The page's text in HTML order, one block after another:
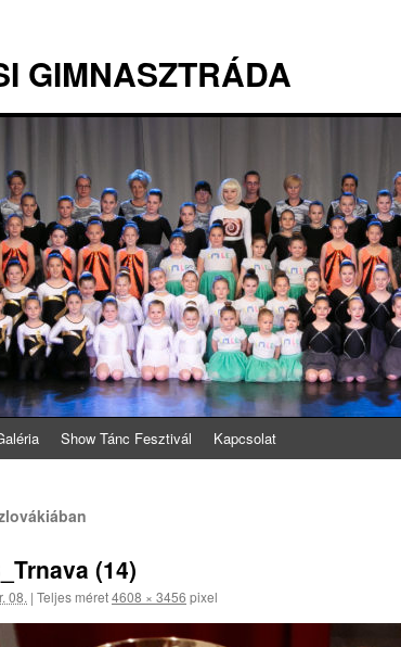
GIMNASZTRÁDA
Show Tánc Fesztivál Kapcsolat
(14)
08. | Teljes méret4608 × 3456 pixel